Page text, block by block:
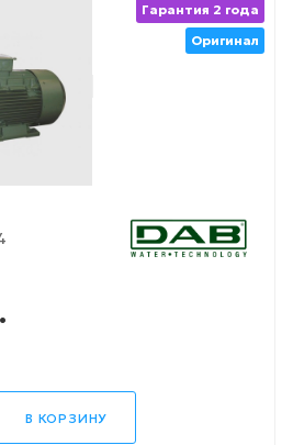
Гарантия 2 года
Оригинал
В КОРЗИНУ